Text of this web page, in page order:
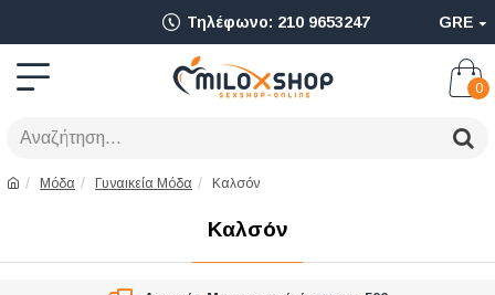
Ολοκληρωμένο
Adult
Shop
για
Sex
Τηλέφωνο: 210 9653247 GRE
0
Μόδα Γυναικεία Μόδα Καλσόν
Καλσόν